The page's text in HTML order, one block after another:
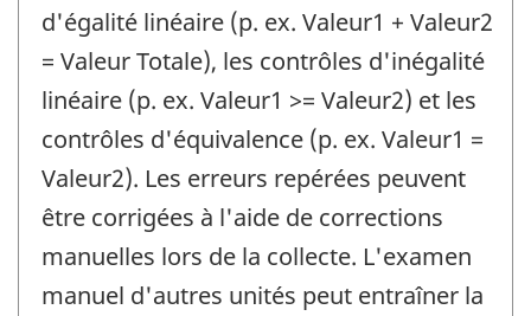
d'égalité linéaire (p. ex. Valeur1 + Valeur2
= Valeur Totale), les contrôles d'inégalité
linéaire (p. ex. Valeur1 >= Valeur2) et les
contrôles d'équivalence (p. ex. Valeur1 =
Valeur2). Les erreurs repérées peuvent
être corrigées à l'aide de corrections
manuelles lors de la collecte. L'examen
manuel d'autres unités peut entraîner la